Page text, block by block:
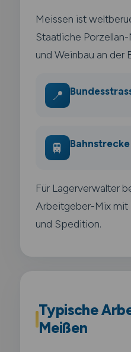
Meissen ist
Staatliche
und Weinbau an der
📍
🚆
Für Lagerverwalter
Arbeitgeber-Mix mit
und Spedition.
Typische
Meißen